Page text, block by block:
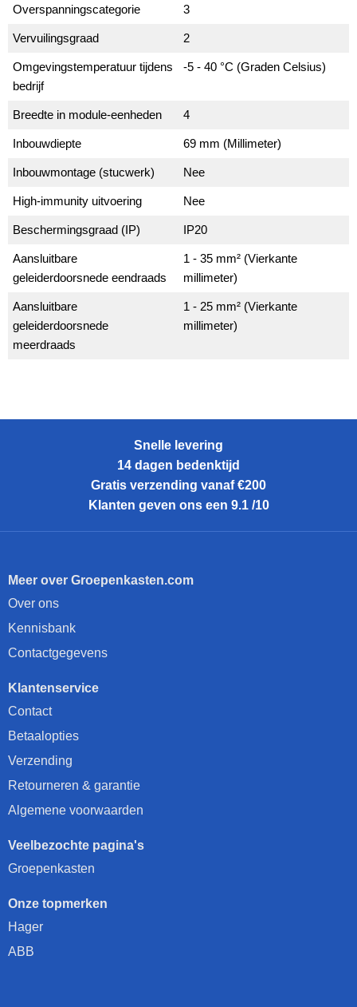
Overspanningscategorie 3
Vervuilingsgraad 2
Omgevingstemperatuur tijdens
bedrijf
-5 - 40 °C (Graden Celsius)
Breedte in module-eenheden 4
Inbouwdiepte 69 mm (Millimeter)
Inbouwmontage (stucwerk) Nee
High-immunity uitvoering Nee
Beschermingsgraad (IP) IP20
Aansluitbare
geleiderdoorsnede eendraads
1 - 35 mm² (Vierkante
millimeter)
Aansluitbare
geleiderdoorsnede
meerdraads
1 - 25 mm² (Vierkante
millimeter)
Snelle levering
14 dagen bedenktijd
Gratis verzending vanaf €200
Klanten geven ons een 9.1 /10
Meer over Groepenkasten.com
Over ons
Kennisbank
Contactgegevens
Klantenservice
Contact
Betaalopties
Verzending
Retourneren & garantie
Algemene voorwaarden
Veelbezochte pagina's
Groepenkasten
Onze topmerken
Hager
ABB